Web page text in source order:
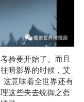
验要开始了。而且
暗影界的时候，艾
这意味着全世界还有
这些失去统御之盔